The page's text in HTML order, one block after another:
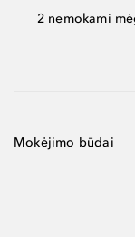
2 nemokami
Mokėjimo būdai